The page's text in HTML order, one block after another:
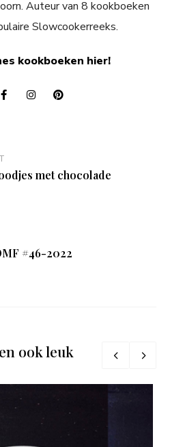
Auteur van 8 kookboeken
Slowcookerreeks.
kookboeken hier!
met chocolade
#46-2022
ook leuk